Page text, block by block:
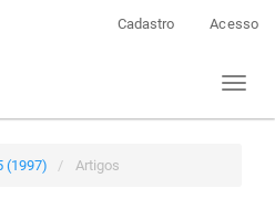
Cadastro Acesso
Toggle
(1997) Artigos